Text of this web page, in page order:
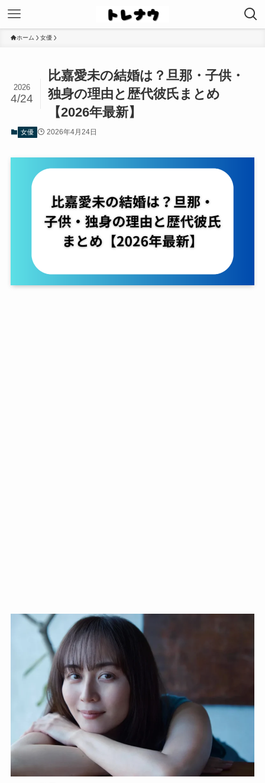
ホーム 女優
比嘉愛未の結婚は？旦那・子供・
独身の理由と歴代彼氏まとめ
【2026年最新】
2026
4/24
女優 2026年4月24日